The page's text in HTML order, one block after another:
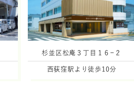
杉並区松庵３丁目１６−２
西荻窪駅より徒歩10分